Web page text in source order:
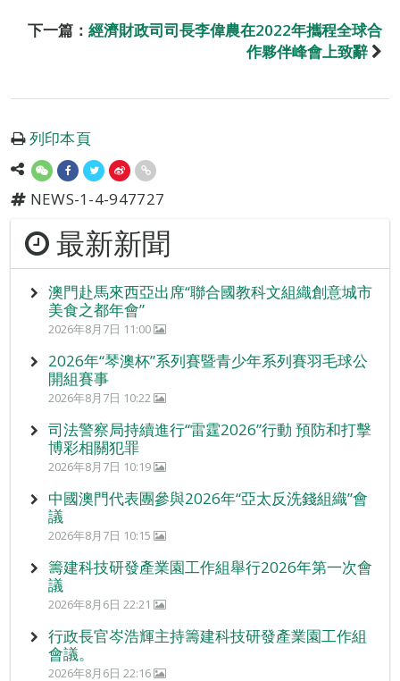
下一篇： 經濟財政司司長李偉農在2022年攜程全球合
作夥伴峰會上致辭
列印本頁
NEWS-1-4-947727
最新新聞
澳門赴馬來西亞出席“聯合國教科文組織創意城市
美食之都年會”
2026年8月7日 11:00
2026年“琴澳杯”系列賽暨青少年系列賽羽毛球公
開組賽事
2026年8月7日 10:22
司法警察局持續進行“雷霆2026”行動 預防和打擊
博彩相關犯罪
2026年8月7日 10:19
中國澳門代表團參與2026年“亞太反洗錢組織”會
議
2026年8月7日 10:15
籌建科技研發產業園工作組舉行2026年第一次會
議
2026年8月6日 22:21
行政長官岑浩輝主持籌建科技研發產業園工作組
會議。
2026年8月6日 22:16